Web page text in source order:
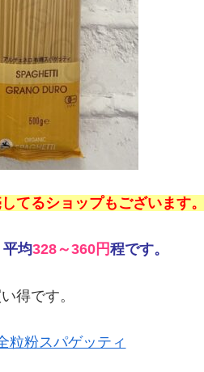
るショップもございます。
平均328～360円程です。
得です。
粒粉スパゲッティ